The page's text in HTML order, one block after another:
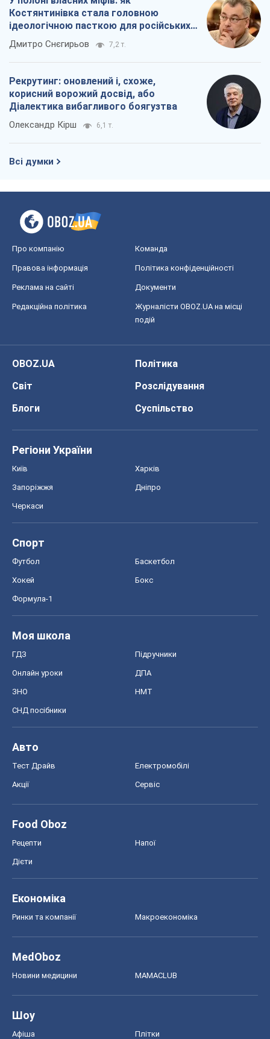
Костянтинівка стала головною
ідеологічною пасткою для російських
окупантів
Дмитро Снєгирьов 7,2 т.
Рекрутинг: оновлений і, схоже,
корисний ворожий досвід, або
Діалектика вибагливого боягузтва
Олександр Кірш 6,1 т.
Всі думки
Про компанію Команда
Правова інформація Політика конфіденційності
Реклама на сайті Документи
Редакційна політика
Журналісти OBOZ.UA на місці
подій
OBOZ.UA
Політика
Світ
Розслідування
Блоги
Суспільство
Регіони України
Київ Харків
Запоріжжя Дніпро
Черкаси
Спорт
Футбол Баскетбол
Хокей Бокс
Формула-1
Моя школа
ГДЗ Підручники
Онлайн уроки ДПА
ЗНО НМТ
СНД посібники
Авто
Тест Драйв Електромобілі
Акції Сервіс
Food Oboz
Рецепти Напої
Дієти
Економіка
Ринки та компанії Макроекономіка
MedOboz
Новини медицини MAMACLUB
Шоу
Афіша Плітки